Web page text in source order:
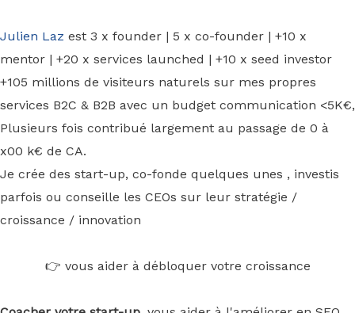
Julien Laz est 3 x founder | 5 x co-founder | +10 x
mentor | +20 x services launched | +10 x seed investor
+105 millions de visiteurs naturels sur mes propres
services B2C & B2B avec un budget communication <5K€,
Plusieurs fois contribué largement au passage de 0 à
x00 k€ de CA.
Je crée des start-up, co-fonde quelques unes , investis
parfois ou conseille les CEOs sur leur stratégie /
croissance / innovation
👉 vous aider à débloquer votre croissance